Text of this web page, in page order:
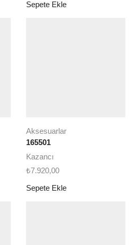
Sepete Ekle
Aksesuarlar
165501
Kazancı
₺7.920,00
Sepete Ekle